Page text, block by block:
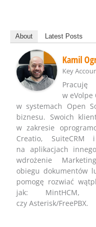
About Latest Posts
Kamil
Key
w eVolpe
w systemach Open
biznesu. Swoich
w zakresie
Creatio,
na aplikacjach
wdrożenie
obiegu dokumentów
pomogę rozwiać
jak: MintHCM,
czy Asterisk/FreePBX.